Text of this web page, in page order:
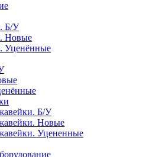
Б/У
Новые
Уценённые
Б/У
Новые
Уцененные